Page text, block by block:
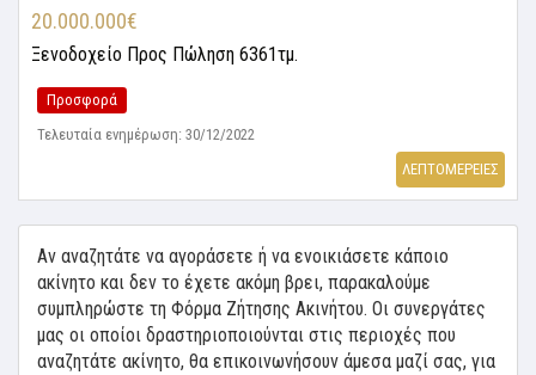
20.000.000€
Ξενοδοχείο Προς Πώληση 6361τμ.
Προσφορά
Τελευταία ενημέρωση: 30/12/2022
ΛΕΠΤΟΜΕΡΕΙΕΣ
Αν αναζητάτε να αγοράσετε ή να ενοικιάσετε κάποιο
ακίνητο και δεν το έχετε ακόμη βρει, παρακαλούμε
συμπληρώστε τη Φόρμα Ζήτησης Ακινήτου. Οι συνεργάτες
μας οι οποίοι δραστηριοποιούνται στις περιοχές που
αναζητάτε ακίνητο, θα επικοινωνήσουν άμεσα μαζί σας, για